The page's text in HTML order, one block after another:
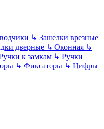
↳ Защелки врезные
дверные ↳ Оконная ↳
к замкам ↳ Ручки
↳ Фиксаторы ↳ Цифры